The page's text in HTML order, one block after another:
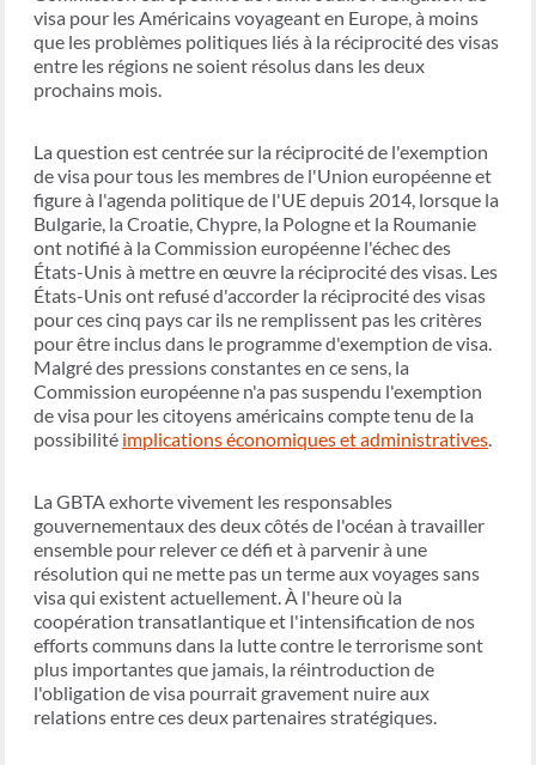
visa pour les Américains voyageant en Europe, à moins
que les problèmes politiques liés à la réciprocité des visas
entre les régions ne soient résolus dans les deux
prochains mois.
La question est centrée sur la réciprocité de l'exemption
de visa pour tous les membres de l'Union européenne et
figure à l'agenda politique de l'UE depuis 2014, lorsque la
Bulgarie, la Croatie, Chypre, la Pologne et la Roumanie
ont notifié à la Commission européenne l'échec des
États-Unis à mettre en œuvre la réciprocité des visas. Les
États-Unis ont refusé d'accorder la réciprocité des visas
pour ces cinq pays car ils ne remplissent pas les critères
pour être inclus dans le programme d'exemption de visa.
Malgré des pressions constantes en ce sens, la
Commission européenne n'a pas suspendu l'exemption
de visa pour les citoyens américains compte tenu de la
possibilité implications économiques et administratives
La GBTA exhorte vivement les responsables
gouvernementaux des deux côtés de l'océan à travailler
ensemble pour relever ce défi et à parvenir à une
résolution qui ne mette pas un terme aux voyages sans
visa qui existent actuellement. À l'heure où la
coopération transatlantique et l'intensification de nos
efforts communs dans la lutte contre le terrorisme sont
plus importantes que jamais, la réintroduction de
l'obligation de visa pourrait gravement nuire aux
relations entre ces deux partenaires stratégiques.